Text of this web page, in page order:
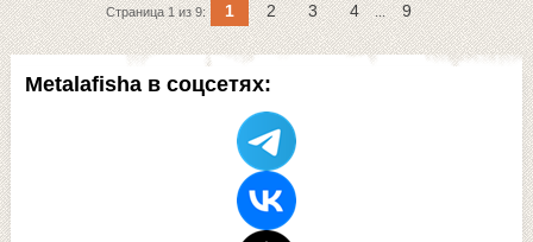
Metalafisha в соцсетях:
Страница 1 из 9: 1 2 3 4 ... 9